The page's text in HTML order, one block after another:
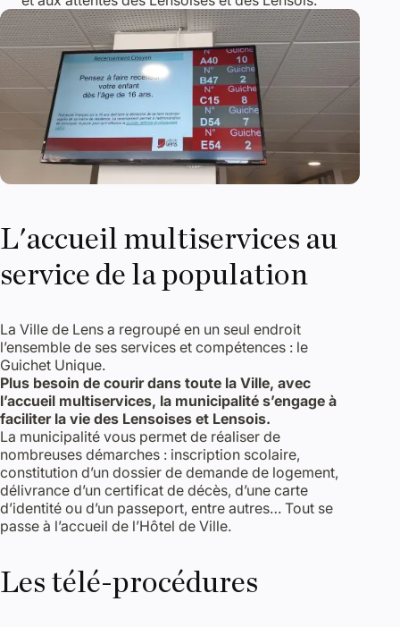
L'accueil multiservices au
service de la population
La Ville de Lens a regroupé en un seul endroit
l’ensemble de ses services et compétences : le
Guichet Unique.
Plus besoin de courir dans toute la Ville, avec
l’accueil multiservices, la municipalité s’engage à
faciliter la vie des Lensoises et Lensois.
La municipalité vous permet de réaliser de
nombreuses démarches : inscription scolaire,
constitution d’un dossier de demande de logement,
délivrance d’un certificat de décès, d’une carte
d’identité ou d’un passeport, entre autres… Tout se
passe à l’accueil de l’Hôtel de Ville.
Les télé-procédures